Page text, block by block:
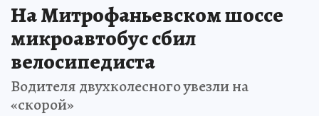
На Митрофаньевском шоссе
микроавтобус сбил
велосипедиста
Водителя двухколесного увезли на
«скорой»